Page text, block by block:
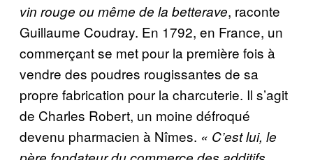
vin rouge ou même de la betterave, raconte
Guillaume Coudray. En 1792, en France, un
commerçant se met pour la première fois à
vendre des poudres rougissantes de sa
propre fabrication pour la charcuterie. Il s’agit
de Charles Robert, un moine défroqué
devenu pharmacien à Nîmes. « C’est lui, le